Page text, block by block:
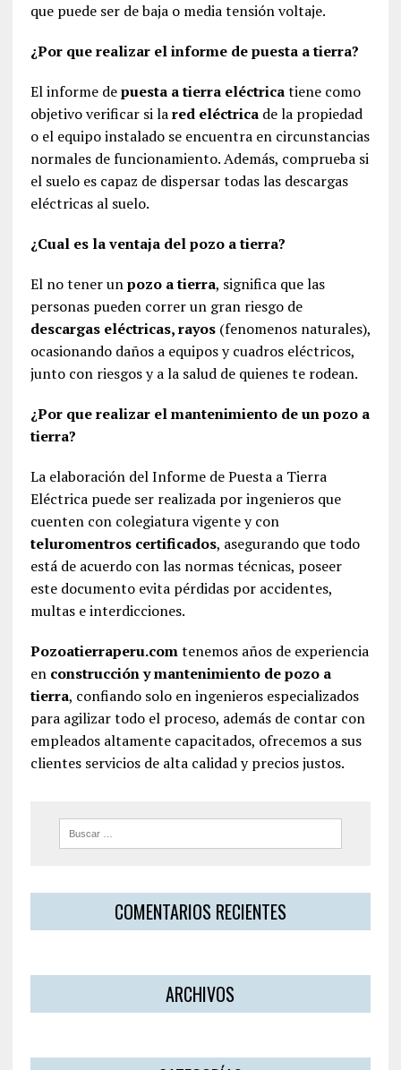
que puede ser de baja o media tensión voltaje.
¿Por que realizar el informe de puesta a tierra?
El informe depuesta a tierra eléctricatiene como
objetivo verificar si lared eléctricade la propiedad
o el equipo instalado se encuentra en circunstancias
normales de funcionamiento. Además, comprueba si
el suelo es capaz de dispersar todas las descargas
eléctricas al suelo.
¿Cual es la ventaja del pozo a tierra?
El no tener unpozo a tierra, significa que las
personas pueden correr un gran riesgo de
descargas eléctricas, rayos(fenomenos naturales),
ocasionando daños a equipos y cuadros eléctricos,
junto con riesgos y a la salud de quienes te rodean.
¿Por que realizar el mantenimiento de un pozo a
tierra?
La elaboración del Informe de Puesta a Tierra
Eléctrica puede ser realizada por ingenieros que
cuenten con colegiatura vigente y con
teluromentros certificados, asegurando que todo
está de acuerdo con las normas técnicas, poseer
este documento evita pérdidas por accidentes,
multas e interdicciones.
Pozoatierraperu.comtenemos años de experiencia
en construcción y mantenimiento de pozo a
tierra, confiando solo en ingenieros especializados
para agilizar todo el proceso, además de contar con
empleados altamente capacitados, ofrecemos a sus
clientes servicios de alta calidad y precios justos.
COMENTARIOS RECIENTES
ARCHIVOS